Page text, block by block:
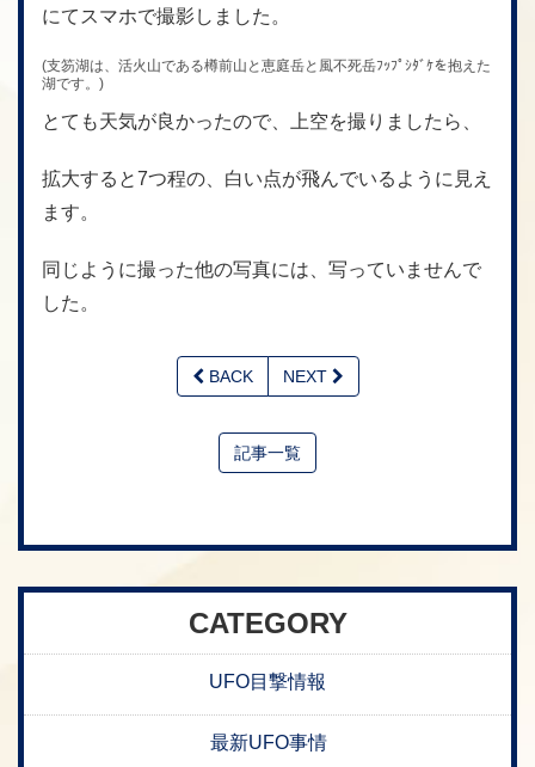
にてスマホで撮影しました。
(支笏湖は、活火山である樽前山と恵庭岳と風不死岳ﾌｯﾌﾟｼﾀﾞｹを抱えた
湖です。)
とても天気が良かったので、上空を撮りましたら、
拡大すると7つ程の、白い点が飛んでいるように見え
ます。
同じように撮った他の写真には、写っていませんで
した。
BACK NEXT
記事一覧
CATEGORY
UFO目撃情報
最新UFO事情